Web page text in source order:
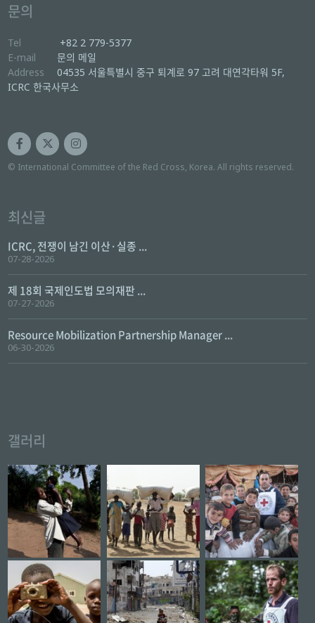
문의
Tel
+82 2 779-5377
E-mail
문의 메일
Address
04535 서울특별시 중구 퇴계로 97 고려 대연각타워 5F,
ICRC 한국사무소
© International Committee of the Red Cross, Korea. All rights reserved.
최신글
ICRC, 전쟁이 남긴 이산·실종 ...
07-28-2026
제 18회 국제인도법 모의재판 ...
07-27-2026
Resource Mobilization Partnership Manager ...
06-30-2026
갤러리